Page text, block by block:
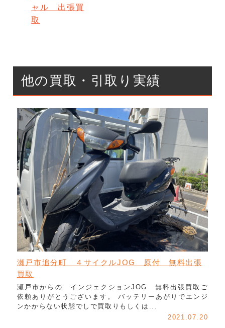
ャル 出張買
取
他の買取・引取り実績
瀬戸市追分町 ４サイクルJOG 原付 無料出張
買取
瀬戸市からの インジェクションJOG 無料出張買取ご
依頼ありがとうございます。 バッテリーあがりでエンジ
ンかからない状態でしで買取りもしくは...
2021.07.20